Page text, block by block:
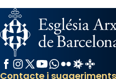
col·laboradors, a la
L’arquebisbe de
Josep Omella, ha
concelebrat el bisbe
Mons. David Abadías.
Facebook
Instagram
X / Twitter
YouTube
WhatsApp
FlickrRadio Estel
Contacte i